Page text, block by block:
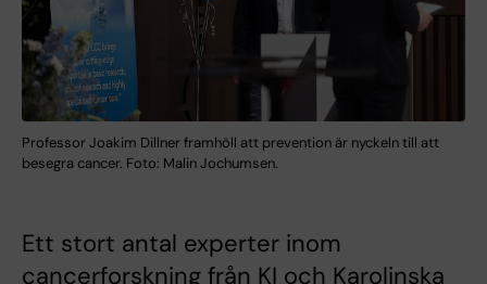
Professor Joakim Dillner framhöll att prevention är nyckeln till att
besegra cancer. Foto: Malin Jochumsen.
Ett stort antal experter inom
cancerforskning från KI och Karolinska